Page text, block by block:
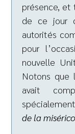
présence, et
de ce jour
autorités
pour
nouvelle
Notons que
avait
de la